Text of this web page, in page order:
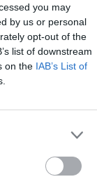
you may
by us or personal
opt-out of the
list of downstream
on the IAB’s List of
PACE
PDF
PUSL
FAR